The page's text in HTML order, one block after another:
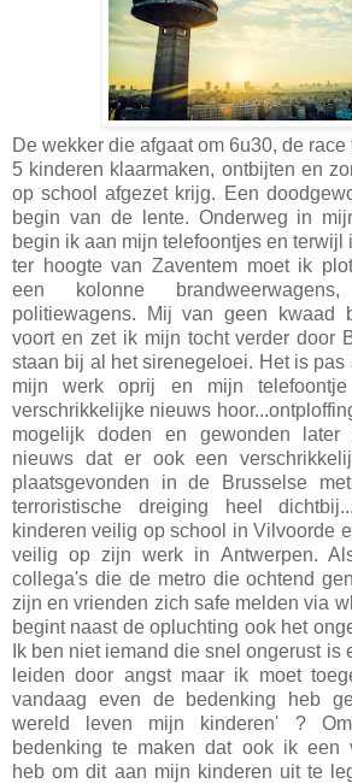
De wekker die afgaat om 6u30, de
5 kinderen klaarmaken, ontbijten en
op school afgezet krijg. Een
begin van de lente. Onderweg in
begin ik aan mijn telefoontjes en terwijl
ter hoogte van Zaventem moet ik
een kolonne
politiewagens. Mij van geen kwaad
voort en zet ik mijn tocht verder door
staan bij al het sirenegeloei. Het is pas
mijn werk oprij en mijn
verschrikkelijke nieuws
mogelijk doden en gewonden later
nieuws dat er ook een
plaatsgevonden in de Brusselse
terroristische dreiging heel
kinderen veilig op school in Vilvoorde
veilig op zijn werk in Antwerpen.
collega's die de metro die ochtend
zijn en vrienden zich safe melden via
begint naast de opluchting ook het
Ik ben niet iemand die snel ongerust is
leiden door angst maar ik moet
vandaag even de bedenking heb
wereld leven mijn kinderen' ?
bedenking te maken dat ook ik een
heb om dit aan mijn kinderen uit te